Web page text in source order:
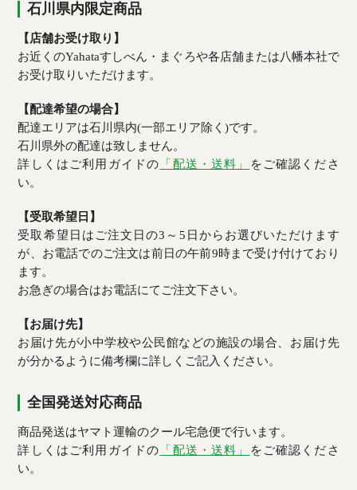
石川県内限定商品
【店舗お受け取り】
お近くのYahataすしべん・まぐろや各店舗または八幡本社で
お受け取りいただけます。
【配達希望の場合】
配達エリアは石川県内(一部エリア除く)です。
石川県外の配達は致しません。
詳しくはご利用ガイドの 「配送・送料」
をご確認くださ
い。
【受取希望日】
受取希望日はご注文日の3～5日からお選びいただけます
が、お電話でのご注文は前日の午前9時まで受け付けており
ます。
お急ぎの場合はお電話にてご注文下さい。
【お届け先】
お届け先が小中学校や公民館などの施設の場合、お届け先
が分かるように備考欄に詳しくご記入ください。
全国発送対応商品
商品発送はヤマト運輸のクール宅急便で行います。
詳しくはご利用ガイドの 「配送・送料」
をご確認くださ
い。